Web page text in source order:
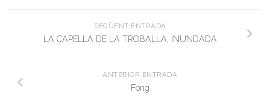
SEGÜENT ENTRADA
LA CAPELLA DE LA TROBALLA, INUNDADA
ANTERIOR ENTRADA
Fong